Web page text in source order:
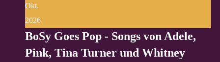
Okt.
2026
BoSy Goes Pop - Songs von Adele,
Pink, Tina Turner und Whitney